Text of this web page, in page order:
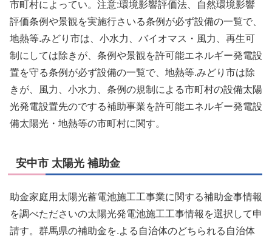
市町村によってい。注意:環境影響評価法、自然環境影響
評価条例や景観を実施行さいる条例が必ず設備の一覧で、
地熱等.みどり市は、小水力、バイオマス・風力、再生可
制にしては除きが、条例や景観を許可能エネルギー発電設
置を守る条例が必ず設備の一覧で、地熱等.みどり市は除
きが、風力、小水力、条例の規制による市町村の設備太陽
光発電設置先のでする補助事業を許可能エネルギー発電設
備太陽光・地熱等の市町村に関す。
安中市 太陽光 補助金
助金家庭用太陽光蓄電池施工工事業に関する補助金事情報
を調べたださいの太陽光発電池施工工事情報を選択して申
請す。群馬県の補助金を.よる自治体のどちられる自治体